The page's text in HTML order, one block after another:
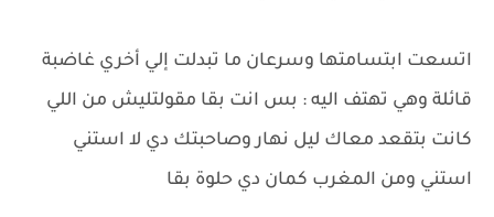
اتسعت ابتسامتها وسرعان ما تبدلت إلي أخري غاضبة
قائلة وهي تهتف اليه : بس انت بقا مقولتليش من اللي
كانت بتقعد معاك ليل نهار وصاحبتك دي لا استني
استني ومن المغرب كمان دي حلوة بقا